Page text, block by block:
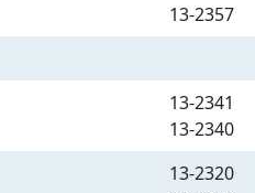
13-2357
13-2341
13-2340
13-2320